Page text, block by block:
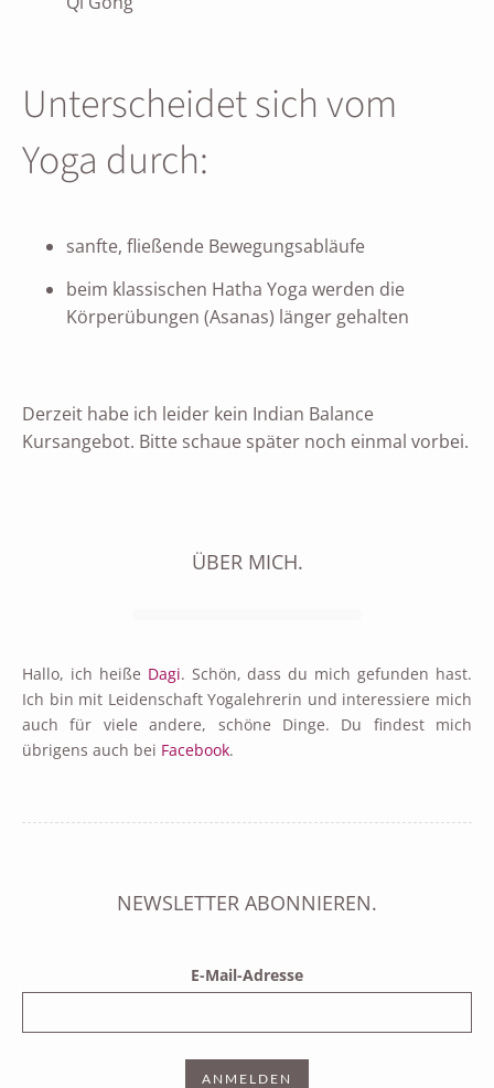
Unterscheidet sich vom
Yoga durch:
sanfte, fließende Bewegungsabläufe
beim klassischen Hatha Yoga werden die
Körperübungen (Asanas) länger gehalten
Derzeit habe ich leider kein Indian Balance
Kursangebot. Bitte schaue später noch einmal vorbei.
ÜBER MICH.
Hallo, ich heiße Dagi. Schön, dass du mich gefunden hast.
Ich bin mit Leidenschaft Yogalehrerin und interessiere mich
auch für viele andere, schöne Dinge. Du findest mich
übrigens auch bei Facebook.
NEWSLETTER ABONNIEREN.
E-Mail-Adresse